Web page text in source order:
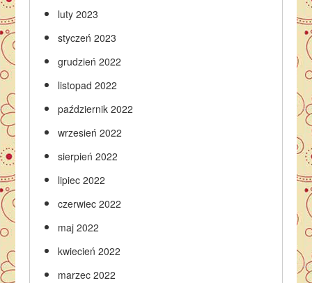
luty 2023
styczeń 2023
grudzień 2022
listopad 2022
październik 2022
wrzesień 2022
sierpień 2022
lipiec 2022
czerwiec 2022
maj 2022
kwiecień 2022
marzec 2022